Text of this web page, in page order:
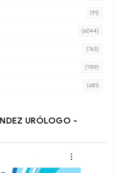
(91)
(6044)
(763)
(1159)
(681)
URÓLOGO -